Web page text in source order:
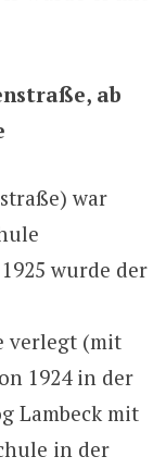
ab
war
wurde der
verlegt (mit
1924 in der
Lambeck mit
in der